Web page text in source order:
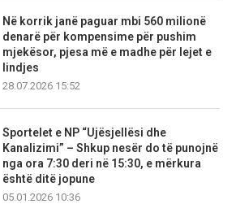
Në korrik janë paguar mbi 560 milionë
denarë për kompensime për pushim
mjekësor, pjesa më e madhe për lejet e
lindjes
28.07.2026 15:52
Sportelet e NP “Ujësjellësi dhe
Kanalizimi” – Shkup nesër do të punojnë
nga ora 7:30 deri në 15:30, e mërkura
është ditë jopune
05.01.2026 10:36